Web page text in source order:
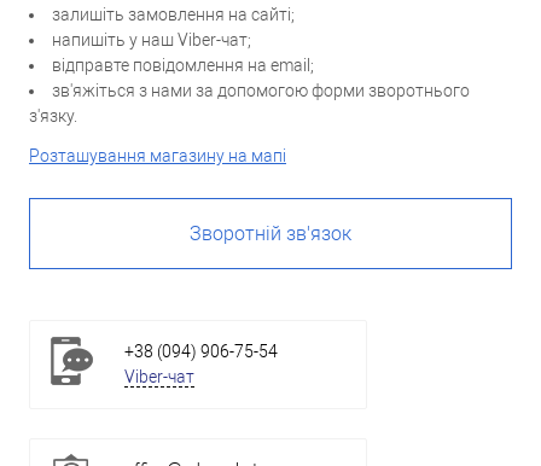
залишіть замовлення на сайті;
напишіть у наш Viber-чат;
відправте повідомлення на email;
зв'яжіться з нами за допомогою форми зворотнього
з'язку.
Розташування магазину на мапі
Зворотній зв'язок
+38 (094) 906-75-54
Viber-чат